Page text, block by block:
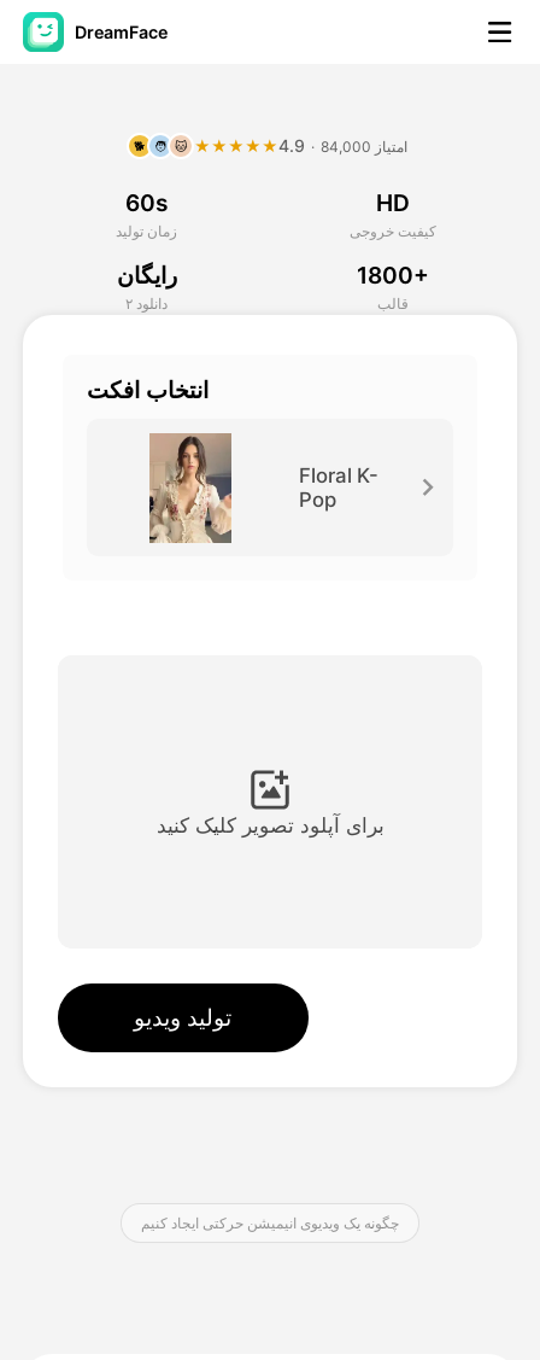
DreamFace
ویدیوی آواتار
ویدیوی AI
مشاهده همه الگوها
🐕 🧑 🐱 ★★★★★4.9 · 84,000 امتیاز
60s
زمان تولید
HD
کیفیت خروجی
رایگان
۲ دانلود
1800+
قالب
انتخاب افکت
Floral K-
Pop
برای آپلود تصویر کلیک کنید
تولید ویدیو
چگونه یک ویدیوی انیمیشن حرکتی ایجاد کنیم